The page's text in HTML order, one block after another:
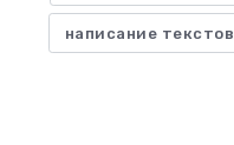
написание текстов